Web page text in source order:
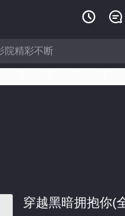
 
穿越黑暗拥抱你(